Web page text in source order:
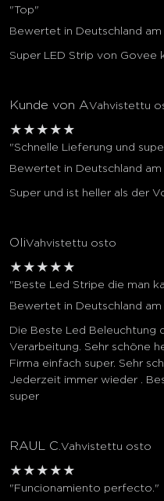
"Top"
Bewertet in Deutschland
Super LED Strip von Govee
Kunde von AVahvistettu
★ ★ ★ ★ ★
"Schnelle Lieferung und
Bewertet in Deutschland am
Super und ist heller als der
OliVahvistettu osto
★ ★ ★ ★ ★
"Beste Led Stripe die man
Bewertet in Deutschland am
Die Beste Led Beleuchtung
Verarbeitung. Sehr schöne
Firma einfach super. Sehr
Jederzeit immer wieder .
super
RAUL C. Vahvistettu osto
★ ★ ★ ★ ★
"Funcionamiento perfecto."